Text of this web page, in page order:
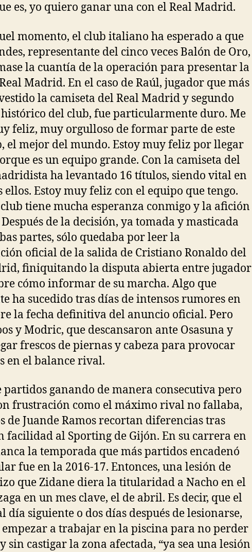
es, yo quiero ganar una con el Real Madrid.
momento, el club italiano ha esperado a que
representante del cinco veces Balón de Oro,
la cuantía de la operación para presentar la
Madrid. En el caso de Raúl, jugador que más
la camiseta del Real Madrid y segundo
del club, fue particularmente duro. Me
feliz, muy orgulloso de formar parte de este
el mejor del mundo. Estoy muy feliz por llegar
es un equipo grande. Con la camiseta del
ha levantado 16 títulos, siendo vital en
ellos. Estoy muy feliz con el equipo que tengo.
club tiene mucha esperanza conmigo y la afición
de la decisión, ya tomada y masticada
partes, sólo quedaba por leer la
oficial de la salida de Cristiano Ronaldo del
finiquitando la disputa abierta entre jugador
cómo informar de su marcha. Algo que
ha sucedido tras días de intensos rumores en
la fecha definitiva del anuncio oficial. Pero
y Modric, que descansaron ante Osasuna y
frescos de piernas y cabeza para provocar
en el balance rival.
partidos ganando de manera consecutiva pero
frustración como el máximo rival no fallaba,
de Juande Ramos recortan diferencias tras
facilidad al Sporting de Gijón. En su carrera en
la temporada que más partidos encadenó
fue en la 2016-17. Entonces, una lesión de
que Zidane diera la titularidad a Nacho en el
en un mes clave, el de abril. Es decir, que el
día siguiente o dos días después de lesionarse,
empezar a trabajar en la piscina para no perder
sin castigar la zona afectada, “ya sea una lesión